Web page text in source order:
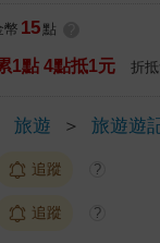
幣 15 點
1點 4點抵1元 折
旅遊 ＞ 旅遊遊
追蹤 ?
追蹤 ?